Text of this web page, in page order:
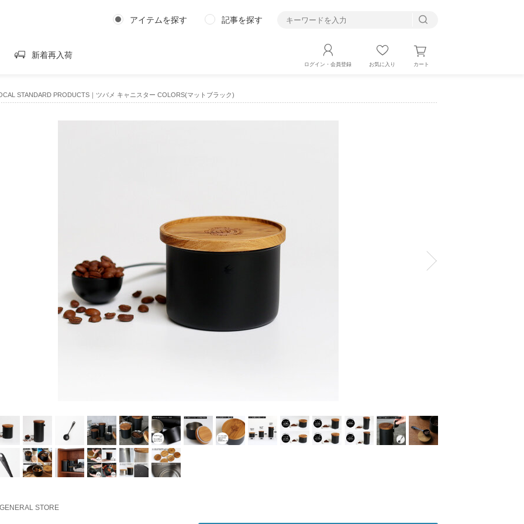
アイテムを探す 記事を探す
新着再入荷
ログイン・会員登録 お気に入り カート
STANDARD PRODUCTS｜ツバメ キャニスター COLORS(マットブラック)
STORE